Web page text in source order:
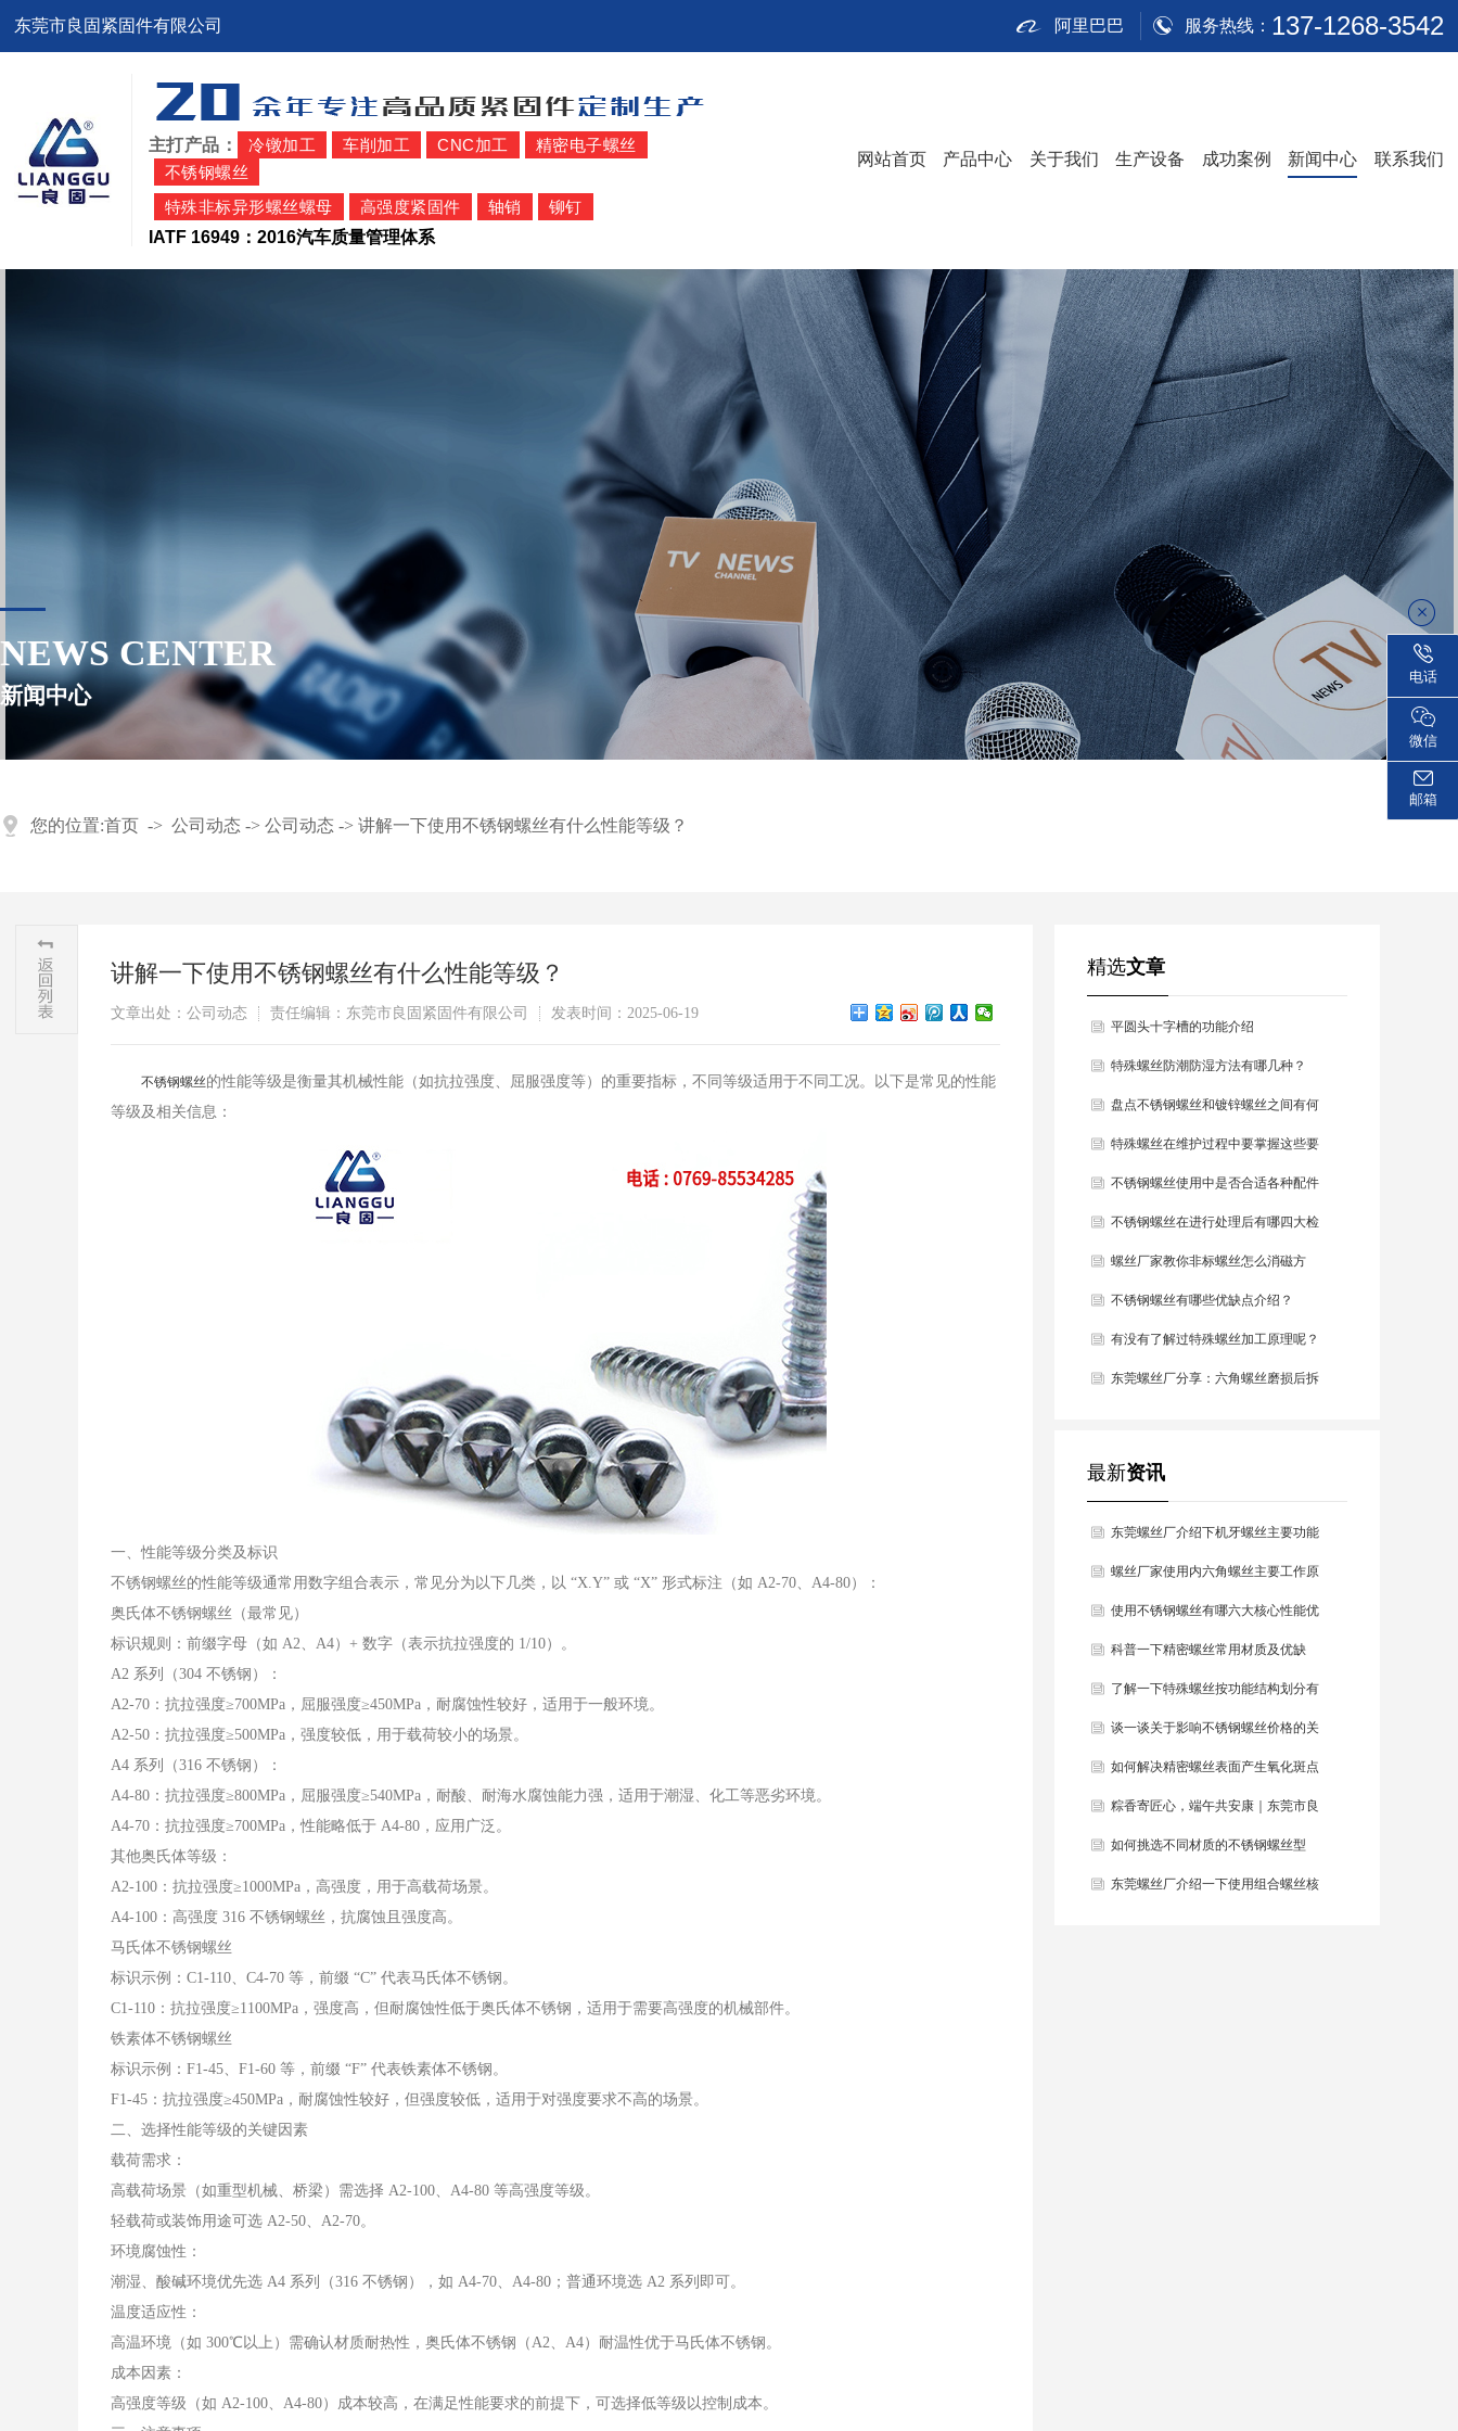
东莞市良固紧固件有限公司 阿里巴巴 服务热线： 137-1268-3542
主打产品： 冷镦加工 车削加工 CNC加工
精密电子螺丝
不锈钢螺丝
特殊非标异形螺丝螺母
高强度紧固件 轴销
铆钉
IATF 16949：2016汽车质量管理体系
网站首页 产品中心 关于我们 生产设备 成功案例 新闻中心 联系我们
NEWS CENTER
新闻中心
您的位置:首页 -> 公司动态 -> 公司动态 -> 讲解一下使用不锈钢螺丝有什么性能等级？
讲解一下使用不锈钢螺丝有什么性能等级？
文章出处：公司动态 责任编辑：东莞市良固紧固件有限公司 发表时间：2025-06-19
​不锈钢螺丝的性能等级是衡量其机械性能（如抗拉强度、屈服强度等）的重要指标，不同等级适用于不同工况。以下是常见的性能
等级及相关信息：
一、性能等级分类及标识
不锈钢螺丝的性能等级通常用数字组合表示，常见分为以下几类，以 “X.Y” 或 “X” 形式标注（如 A2-70、A4-80）：
奥氏体不锈钢螺丝（最常见）
标识规则：前缀字母（如 A2、A4）+ 数字（表示抗拉强度的 1/10）。
A2 系列（304 不锈钢）：
A2-70：抗拉强度≥700MPa，屈服强度≥450MPa，耐腐蚀性较好，适用于一般环境。
A2-50：抗拉强度≥500MPa，强度较低，用于载荷较小的场景。
A4 系列（316 不锈钢）：
A4-80：抗拉强度≥800MPa，屈服强度≥540MPa，耐酸、耐海水腐蚀能力强，适用于潮湿、化工等恶劣环境。
A4-70：抗拉强度≥700MPa，性能略低于 A4-80，应用广泛。
其他奥氏体等级：
A2-100：抗拉强度≥1000MPa，高强度，用于高载荷场景。
A4-100：高强度 316 不锈钢螺丝，抗腐蚀且强度高。
马氏体不锈钢螺丝
标识示例：C1-110、C4-70 等，前缀 “C” 代表马氏体不锈钢。
C1-110：抗拉强度≥1100MPa，强度高，但耐腐蚀性低于奥氏体不锈钢，适用于需要高强度的机械部件。
铁素体不锈钢螺丝
标识示例：F1-45、F1-60 等，前缀 “F” 代表铁素体不锈钢。
F1-45：抗拉强度≥450MPa，耐腐蚀性较好，但强度较低，适用于对强度要求不高的场景。
二、选择性能等级的关键因素
载荷需求：
高载荷场景（如重型机械、桥梁）需选择 A2-100、A4-80 等高强度等级。
轻载荷或装饰用途可选 A2-50、A2-70。
环境腐蚀性：
潮湿、酸碱环境优先选 A4 系列（316 不锈钢），如 A4-70、A4-80；普通环境选 A2 系列即可。
温度适应性：
高温环境（如 300℃以上）需确认材质耐热性，奥氏体不锈钢（A2、A4）耐温性优于马氏体不锈钢。
成本因素：
高强度等级（如 A2-100、A4-80）成本较高，在满足性能要求的前提下，可选择低等级以控制成本。
精选文章
平圆头十字槽的功能介绍
特殊螺丝防潮防湿方法有哪几种？
盘点不锈钢螺丝和镀锌螺丝之间有何
区？
特殊螺丝在维护过程中要掌握这些要
点！
不锈钢螺丝使用中是否合适各种配件
呢？
不锈钢螺丝在进行处理后有哪四大检
测？
螺丝厂家教你非标螺丝怎么消磁方
法？
不锈钢螺丝有哪些优缺点介绍？
有没有了解过特殊螺丝加工原理呢？
东莞螺丝厂分享：六角螺丝磨损后拆
最新资讯
东莞螺丝厂介绍下机牙螺丝主要功能
与工作原理？
螺丝厂家使用内六角螺丝主要工作原
理与产品特点？
使用不锈钢螺丝有哪六大核心性能优
势？
科普一下精密螺丝常用材质及优缺
点？
了解一下特殊螺丝按功能结构划分有
哪几种类型？
谈一谈关于影响不锈钢螺丝价格的关
键因素有哪些？
如何解决精密螺丝表面产生氧化斑点
现象？
粽香寄匠心，端午共安康｜东莞市良
固紧固
如何挑选不同材质的不锈钢螺丝型
号？
东莞螺丝厂介绍一下使用组合螺丝核
电话
微信
邮箱